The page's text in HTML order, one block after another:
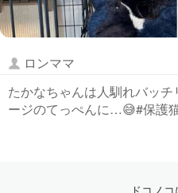
ロンママ
たかなちゃんは人馴れバッ
ージのてっぺんに…😅#保護